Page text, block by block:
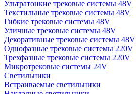
Ультратонкие трековые системы 48V
Текстильные трековые системы 48V
Гибкие трековые системы 48V
Уличные трековые системы 48V
Декоративные трековые системы 48V
Однофазные трековые системы 220V
Трехфазные трековые системы 220V
Микротрековые системы 24V
Светильники
Встраиваемые светильники